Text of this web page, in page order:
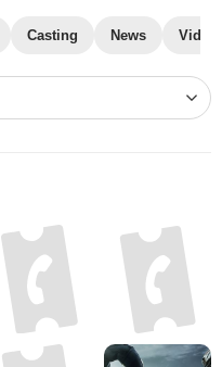
Casting News